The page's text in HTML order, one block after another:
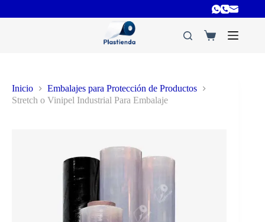
Inicio
Embalajes para Protección de Productos
Stretch o Vinipel Industrial Para Embalaje